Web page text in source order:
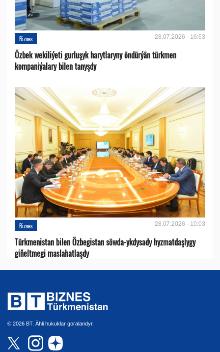
Biznes 28.07.2026 - 16:53
Özbek wekiliýeti gurluşyk harytlaryny öndürýän türkmen
kompaniýalary bilen tanyşdy
Biznes 28.07.2026 - 10:03
Türkmenistan bilen Özbegistan söwda-ykdysady hyzmatdaşlygy
giňeltmegi maslahatlaşdy
© 2026 BT. Ähli hukuklar goralandyr.